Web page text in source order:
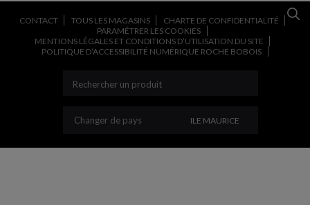
CONTACT TOUS LES MAGASINS
CHARTE DE CONFIDENTIALITÉ
PARAMÉTRER LES COOKIES
MENTIONS LÉGALES ET CONDITIONS D’UTILISATION DU SITE
POLITIQUE D’ACCESSIBILITÉ NUMÉRIQUE ROCHE BOBOIS
Changer de pays CHANGER DE PAYS
ILE MAURICE